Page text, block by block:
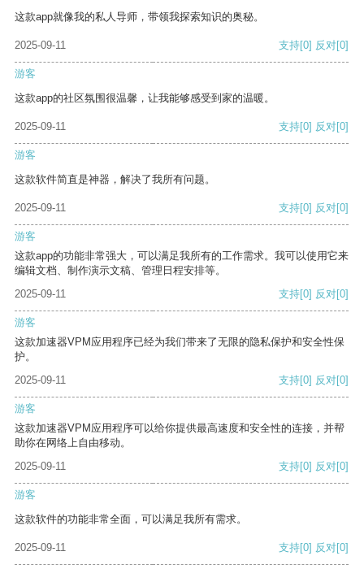
这款app就像我的私人导师，带领我探索知识的奥秘。
2025-09-11 支持[0] 反对[0]
游客
这款app的社区氛围很温馨，让我能够感受到家的温暖。
2025-09-11 支持[0] 反对[0]
游客
这款软件简直是神器，解决了我所有问题。
2025-09-11 支持[0] 反对[0]
游客
这款app的功能非常强大，可以满足我所有的工作需求。我可以使用它来
编辑文档、制作演示文稿、管理日程安排等。
2025-09-11
支持[0] 反对[0]
游客
这款加速器VPM应用程序已经为我们带来了无限的隐私保护和安全性保
护。
2025-09-11
支持[0] 反对[0]
游客
这款加速器VPM应用程序可以给你提供最高速度和安全性的连接，并帮
助你在网络上自由移动。
2025-09-11
支持[0] 反对[0]
游客
这款软件的功能非常全面，可以满足我所有需求。
2025-09-11 支持[0] 反对[0]